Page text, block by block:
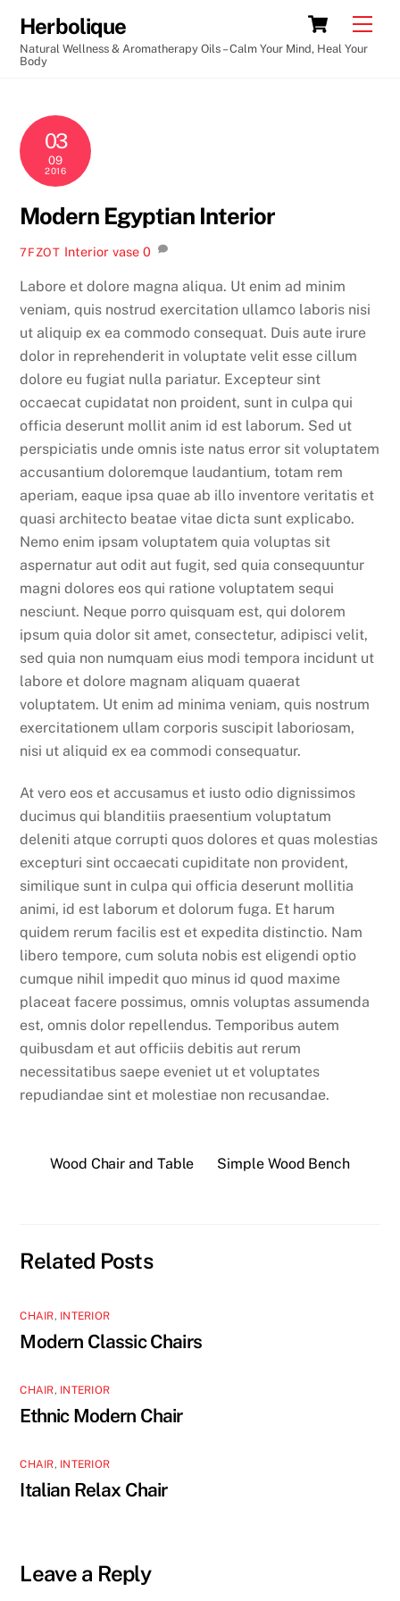
content
Cart
Herbolique
Natural Wellness & Aromatherapy Oils – Calm Your Mind, Heal Your
Body
03
09
2016
Modern Egyptian Interior
7FZOT Interior vase 0
Labore et dolore magna aliqua. Ut enim ad minim
veniam, quis nostrud exercitation ullamco laboris nisi
ut aliquip ex ea commodo consequat. Duis aute irure
dolor in reprehenderit in voluptate velit esse cillum
dolore eu fugiat nulla pariatur. Excepteur sint
occaecat cupidatat non proident, sunt in culpa qui
officia deserunt mollit anim id est laborum. Sed ut
perspiciatis unde omnis iste natus error sit voluptatem
accusantium doloremque laudantium, totam rem
aperiam, eaque ipsa quae ab illo inventore veritatis et
quasi architecto beatae vitae dicta sunt explicabo.
Nemo enim ipsam voluptatem quia voluptas sit
aspernatur aut odit aut fugit, sed quia consequuntur
magni dolores eos qui ratione voluptatem sequi
nesciunt. Neque porro quisquam est, qui dolorem
ipsum quia dolor sit amet, consectetur, adipisci velit,
sed quia non numquam eius modi tempora incidunt ut
labore et dolore magnam aliquam quaerat
voluptatem. Ut enim ad minima veniam, quis nostrum
exercitationem ullam corporis suscipit laboriosam,
nisi ut aliquid ex ea commodi consequatur.
At vero eos et accusamus et iusto odio dignissimos
ducimus qui blanditiis praesentium voluptatum
deleniti atque corrupti quos dolores et quas molestias
excepturi sint occaecati cupiditate non provident,
similique sunt in culpa qui officia deserunt mollitia
animi, id est laborum et dolorum fuga. Et harum
quidem rerum facilis est et expedita distinctio. Nam
libero tempore, cum soluta nobis est eligendi optio
cumque nihil impedit quo minus id quod maxime
placeat facere possimus, omnis voluptas assumenda
est, omnis dolor repellendus. Temporibus autem
quibusdam et aut officiis debitis aut rerum
necessitatibus saepe eveniet ut et voluptates
repudiandae sint et molestiae non recusandae.
Wood Chair and Table Simple Wood Bench
Related Posts
CHAIR, INTERIOR
Modern Classic Chairs
CHAIR, INTERIOR
Ethnic Modern Chair
CHAIR, INTERIOR
Italian Relax Chair
Leave a Reply